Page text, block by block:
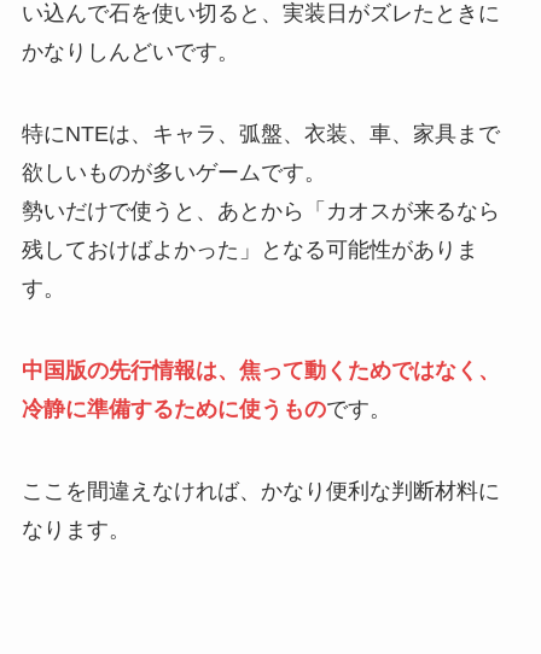
い込んで石を使い切ると、実装日がズレたときに
かなりしんどいです。
特にNTEは、キャラ、弧盤、衣装、車、家具まで
欲しいものが多いゲームです。
勢いだけで使うと、あとから「カオスが来るなら
残しておけばよかった」となる可能性がありま
す。
中国版の先行情報は、焦って動くためではなく、
冷静に準備するために使うものです。
ここを間違えなければ、かなり便利な判断材料に
なります。